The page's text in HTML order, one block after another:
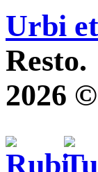
Urbi
Resto.
2026